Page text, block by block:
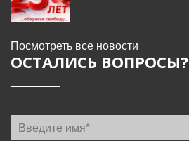
Посмотреть все новости
ОСТАЛИСЬ ВОПРОСЫ?